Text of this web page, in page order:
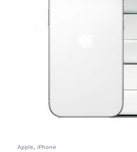
Apple, iPhone